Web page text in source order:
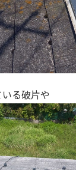
る破片や